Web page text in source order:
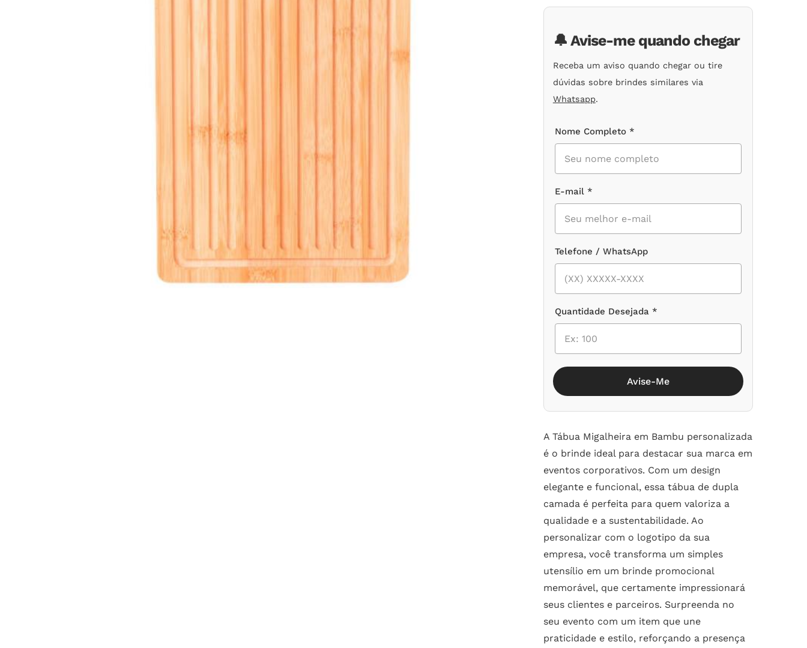
🔔 Avise-me quando chegar
Receba um aviso quando chegar ou tire
dúvidas sobre brindes similares via
Whatsapp.
Nome Completo *
E-mail *
Telefone / WhatsApp
Quantidade Desejada *
Avise-Me
A Tábua Migalheira em Bambu personalizada
é o brinde ideal para destacar sua marca em
eventos corporativos. Com um design
elegante e funcional, essa tábua de dupla
camada é perfeita para quem valoriza a
qualidade e a sustentabilidade. Ao
personalizar com o logotipo da sua
empresa, você transforma um simples
utensílio em um brinde promocional
memorável, que certamente impressionará
seus clientes e parceiros. Surpreenda no
seu evento com um item que une
praticidade e estilo, reforçando a presença